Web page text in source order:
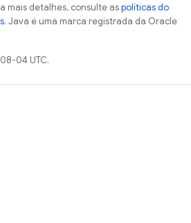
mais detalhes, consulte aspolíticas do
. Java é uma marca registrada da Oracle
04 UTC.